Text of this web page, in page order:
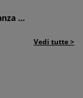
...
Vedi tutte >